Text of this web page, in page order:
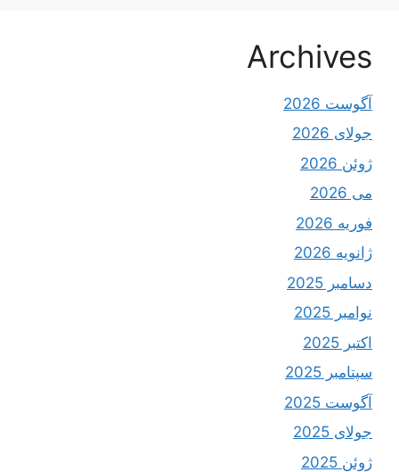
Archives
آگوست 2026
جولای 2026
ژوئن 2026
می 2026
فوریه 2026
ژانویه 2026
دسامبر 2025
نوامبر 2025
اکتبر 2025
سپتامبر 2025
آگوست 2025
جولای 2025
ژوئن 2025